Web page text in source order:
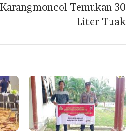
Karangmoncol Temukan 30
Liter Tuak